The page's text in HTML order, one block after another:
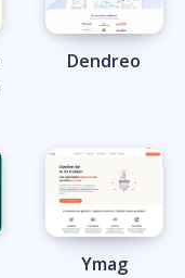
Dendreo
Ymag